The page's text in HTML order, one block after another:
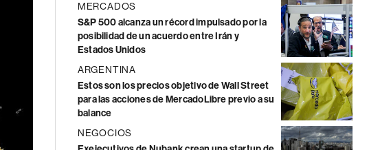
MERCADOS
S&P 500 alcanza un récord impulsado por la
posibilidad de un acuerdo entre Irán y
Estados Unidos
ARGENTINA
Estos son los precios objetivo de Wall Street
para las acciones de MercadoLibre previo a su
balance
NEGOCIOS